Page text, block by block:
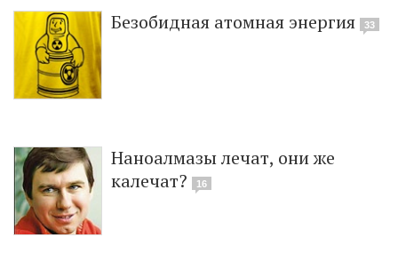
Безобидная атомная энергия 33
Наноалмазы лечат, они же
калечат?
16